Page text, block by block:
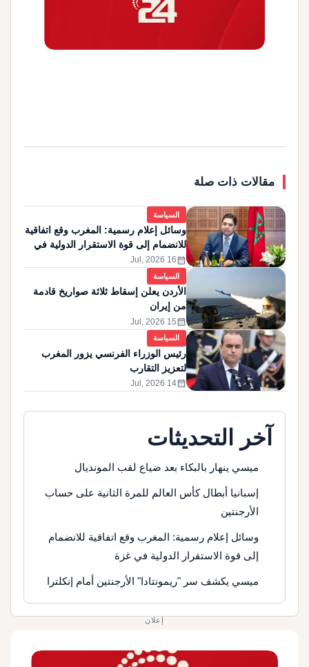
مقالات ذات صلة
السياسة
وسائل إعلام رسمية: المغرب وقع اتفاقية
للانضمام إلى قوة الاستقرار الدولية في
غزة
calendar_month
16 Jul, 2026
السياسة
الأردن يعلن إسقاط ثلاثة صواريخ قادمة
من إيران
calendar_month
15 Jul, 2026
السياسة
رئيس الوزراء الفرنسي يزور المغرب
لتعزيز التقارب
calendar_month
14 Jul, 2026
آخر التحديثات
ميسي ينهار بالبكاء بعد ضياع لقب المونديال
إسبانيا أبطال كأس العالم للمرة الثانية على حساب
الأرجنتين
وسائل إعلام رسمية: المغرب وقع اتفاقية للانضمام
إلى قوة الاستقرار الدولية في غزة
ميسي يكشف سر "ريمونتادا" الأرجنتين أمام إنكلترا
إعلان